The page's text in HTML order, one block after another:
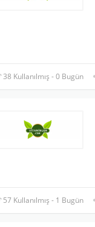
38 Kullanılmış - 0 Bugün
57 Kullanılmış - 1 Bugün